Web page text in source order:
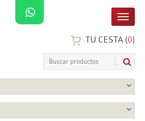
TU CESTA (0)